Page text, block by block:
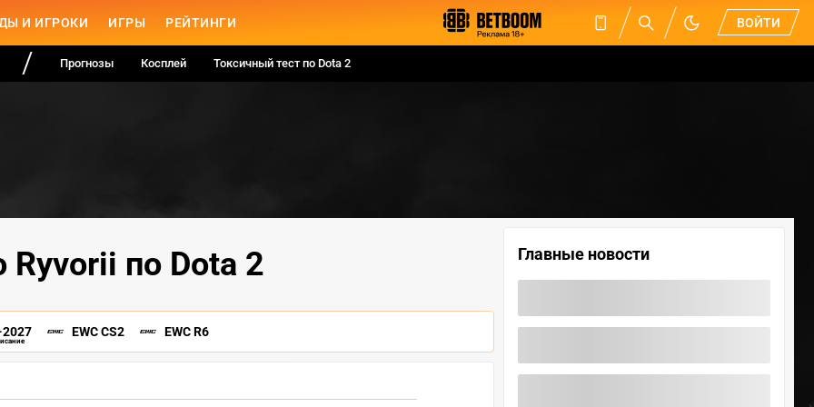
И ИГРОКИ ИГРЫ РЕЙТИНГИ ВОЙТИ
Прогнозы Косплей Токсичный тест по Dota 2
Ryvorii по Dota 2
EWC CS2 EWC R6
Главные новости